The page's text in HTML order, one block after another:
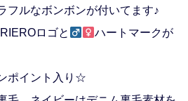
フルなボンボンが付いてます♪
ロゴと
ハートマークが
ポイント入り☆